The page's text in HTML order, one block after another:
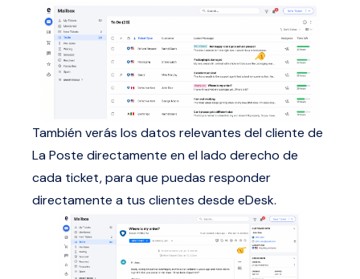
También verás los datos relevantes del cliente de
La Poste directamente en el lado derecho de
cada ticket, para que puedas responder
directamente a tus clientes desde eDesk.